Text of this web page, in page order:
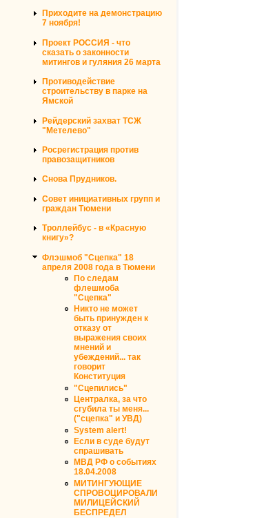
Приходите на демонстрацию
7 ноября!
Проект РОССИЯ - что
сказать о законности
митингов и гуляния 26 марта
Противодействие
строительству в парке на
Ямской
Рейдерский захват ТСЖ
"Метелево"
Росрегистрация против
правозащитников
Снова Прудников.
Совет инициативных групп и
граждан Тюмени
Троллейбус - в «Красную
книгу»?
Флэшмоб "Сцепка" 18
апреля 2008 года в Тюмени
По следам
флешмоба
"Сцепка"
Никто не может
быть принужден к
отказу от
выражения своих
мнений и
убеждений... так
говорит
Конституция
"Сцепились"
Централка, за что
сгубила ты меня...
("сцепка" и УВД)
System alert!
Если в суде будут
спрашивать
МВД РФ о событиях
18.04.2008
МИТИНГУЮЩИЕ
СПРОВОЦИРОВАЛИ
МИЛИЦЕЙСКИЙ
БЕСПРЕДЕЛ